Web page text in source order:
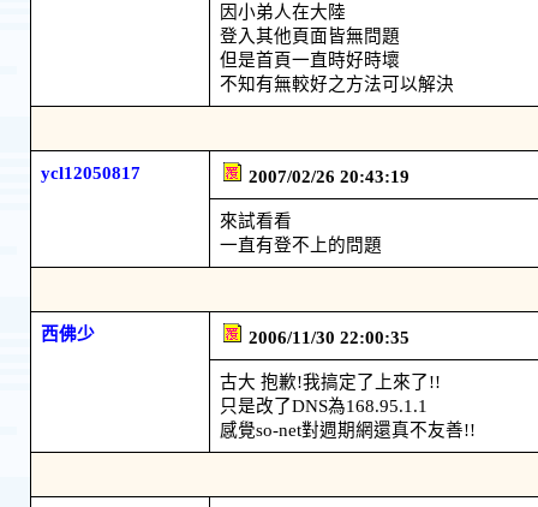
因小弟人在大陸
登入其他頁面皆無問題
但是首頁一直時好時壞
不知有無較好之方法可以解決
ycl12050817 2007/02/26 20:43:19
來試看看
一直有登不上的問題
西佛少 2006/11/30 22:00:35
古大 抱歉!我搞定了上來了!!
只是改了DNS為168.95.1.1
感覺so-net對週期網還真不友善!!